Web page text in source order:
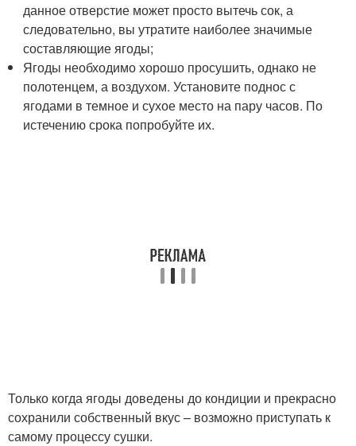
данное отверстие может просто вытечь сок, а
следовательно, вы утратите наиболее значимые
составляющие ягоды;
Ягоды необходимо хорошо просушить, однако не
полотенцем, а воздухом. Установите поднос с
ягодами в темное и сухое место на пару часов. По
истечению срока попробуйте их.
Только когда ягоды доведены до кондиции и прекрасно
сохранили собственный вкус – возможно приступать к
самому процессу сушки.